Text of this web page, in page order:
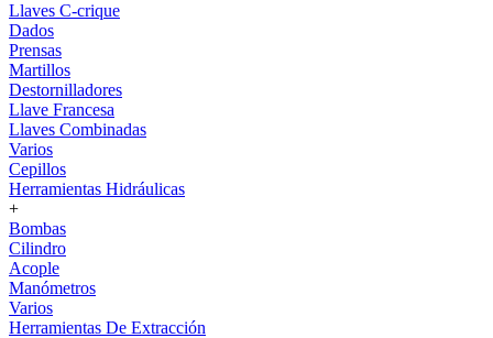
Llaves C-crique
Dados
Prensas
Martillos
Destornilladores
Llave Francesa
Llaves Combinadas
Varios
Cepillos
Herramientas Hidráulicas
+
Bombas
Cilindro
Acople
Manómetros
Varios
Herramientas De Extracción